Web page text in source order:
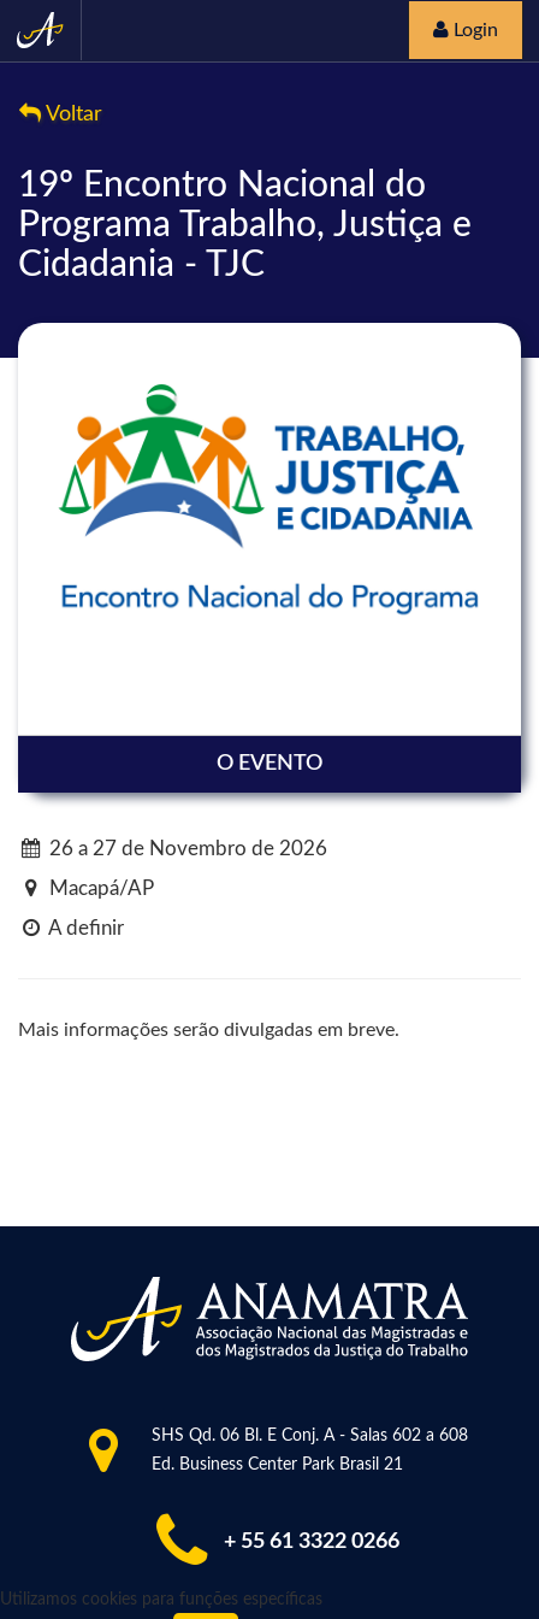
Login
Voltar
19º Encontro Nacional do
Programa Trabalho, Justiça e
Cidadania - TJC
26 a 27 de Novembro de 2026
Macapá/AP
A definir
Mais informações serão divulgadas em breve.
O EVENTO
SHS Qd. 06 Bl. E Conj. A - Salas 602 a 608
Ed. Business Center Park Brasil 21
+ 55 61 3322 0266
Utilizamos cookies para funções específicas